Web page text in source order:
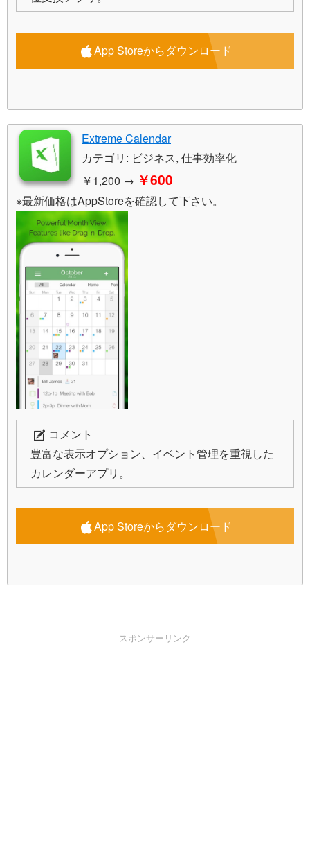
App Storeからダウンロード
Extreme Calendar
カテゴリ: ビジネス, 仕事効率化
￥1,200 → ￥600
※最新価格はAppStoreを確認して下さい。
コメント
豊富な表示オプション、イベント管理を重視した
カレンダーアプリ。
App Storeからダウンロード
スポンサーリンク